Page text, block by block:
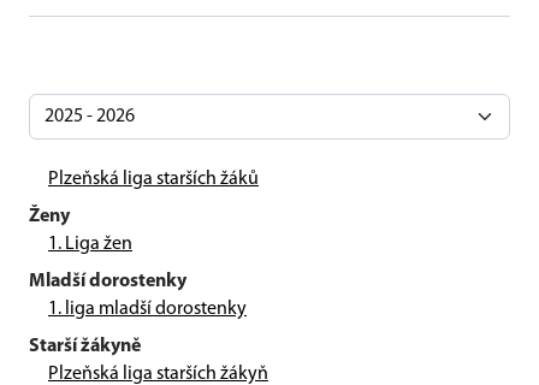
Plzeňská liga starších žáků
Ženy
1. Liga žen
Mladší dorostenky
1. liga mladší dorostenky
Starší žákyně
Plzeňská liga starších žákyň